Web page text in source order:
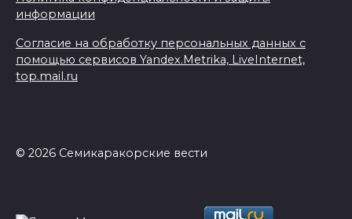
информации
Согласие на обработку персональных данных с
помощью сервисов Yandex.Metrika, LiveInternet,
top.mail.ru
© 2026 Семикаракорские вести